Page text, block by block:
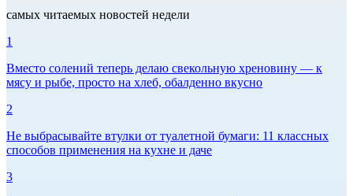
самых читаемых новостей недели
1
Вместо солений теперь делаю свекольную хреновину — к
мясу и рыбе, просто на хлеб, обалденно вкусно
2
Не выбрасывайте втулки от туалетной бумаги: 11 классных
способов применения на кухне и даче
3